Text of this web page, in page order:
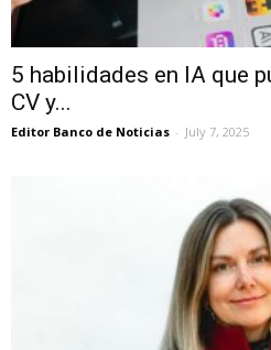
5 habilidades en IA que
CV y...
Editor Banco de Noticias - July 7, 2025